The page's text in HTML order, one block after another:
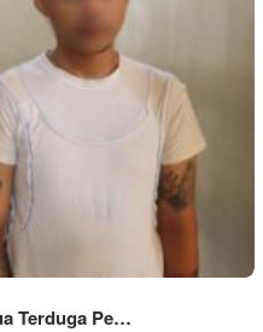
Terduga Pe…